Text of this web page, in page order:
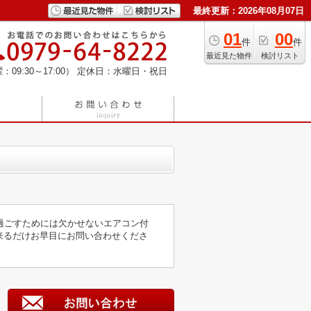
最終更新：2026年08月07日
01件
最近見た物件
00件
検討リスト
09:30～17:00） 定休日：水曜日・祝日
すためには欠かせないエアコン付
だけお早目にお問い合わせくださ